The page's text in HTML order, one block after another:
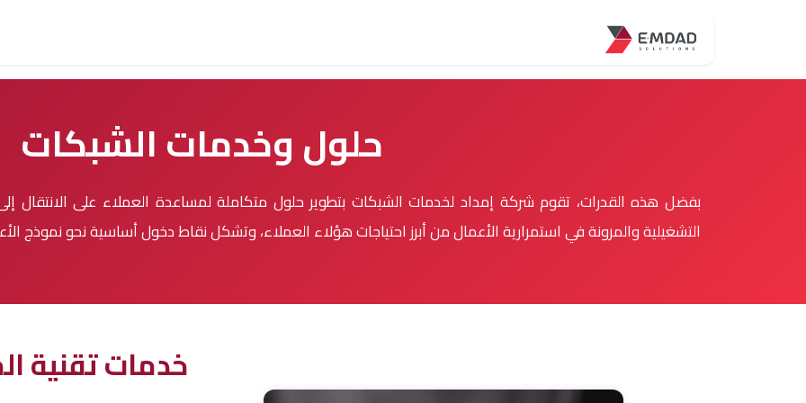
حلول وخدمات الشبكات
بفضل هذه القدرات، تقوم شركة إمداد لخدمات الشبكات بتطوير حلول متكاملة لمساعدة العملاء على الانتقال
التشغيلية والمرونة في استمرارية الأعمال من أبرز احتياجات هؤلاء العملاء، وتشكل نقاط دخول أساسية نحو نموذج
خدمات تقنية